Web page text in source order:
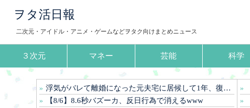
ヲタ活日報
二次元・アイドル・アニメ・ゲームなどヲタク向けまとめニュース
３次元 マネー 芸能 科学
浮気がバレて離婚になった元夫宅に居候して1年、復縁を迫ったら「さっさと職を見つけて出ていけ」と冷たく拒絶された。
【8/6】8.6秒バズーカ、反日行為で消えるwww